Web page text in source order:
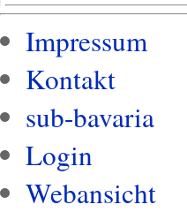
Impressum
Kontakt
sub-bavaria
Login
Webansicht